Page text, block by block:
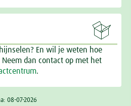

En wil je weten hoe
dan contact op met het
.
08-07-2026